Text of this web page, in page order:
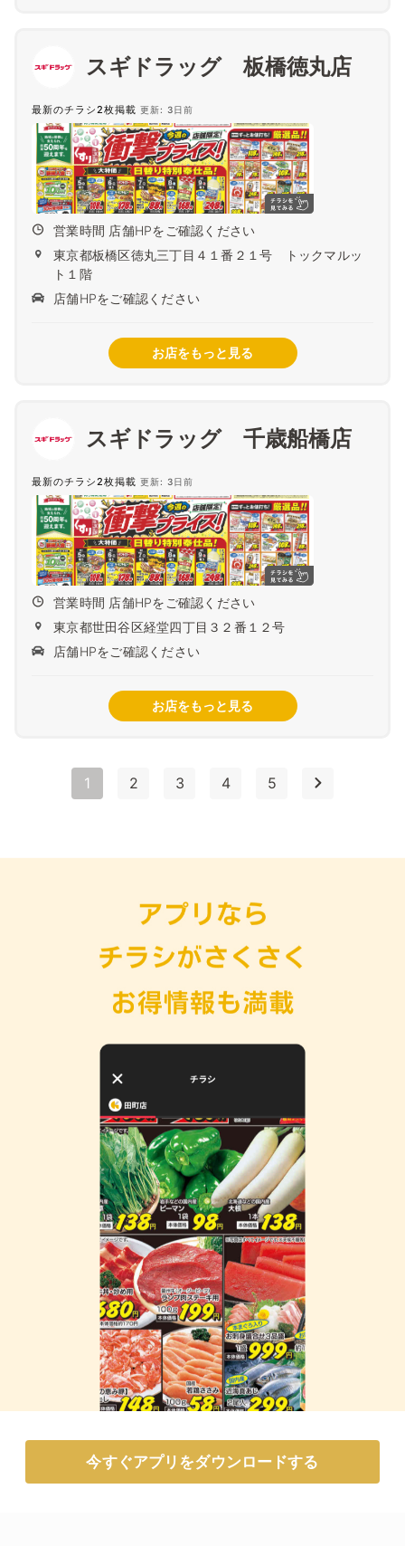
スギドラッグ 板橋徳丸店
最新のチラシ2枚掲載 更新: 3日前
営業時間 店舗HPをご確認ください
東京都板橋区徳丸三丁目４１番２１号 トックマルッ
ト１階
店舗HPをご確認ください
お店をもっと見る
スギドラッグ 千歳船橋店
最新のチラシ2枚掲載 更新: 3日前
営業時間 店舗HPをご確認ください
東京都世田谷区経堂四丁目３２番１２号
店舗HPをご確認ください
お店をもっと見る
1 2 3 4 5
今すぐアプリをダウンロードする